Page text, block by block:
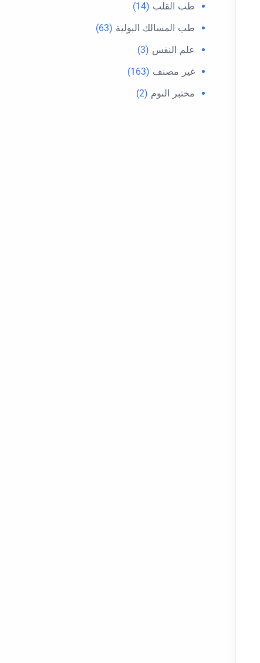
طب القلب (14)
طب المسالك البولية (63)
علم النفس (3)
غير مصنف (163)
مختبر النوم (2)